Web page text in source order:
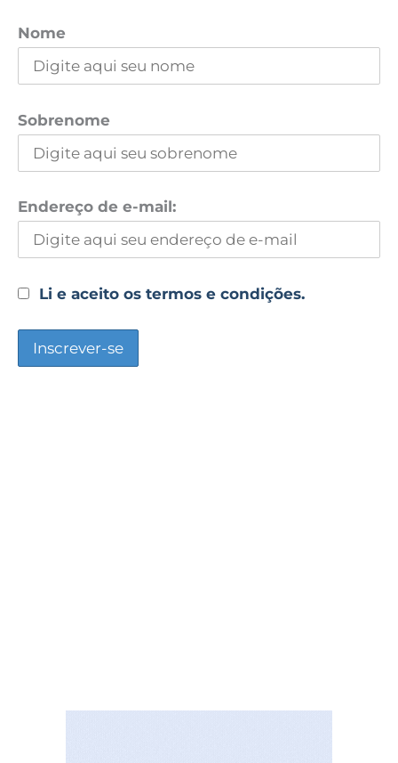
Nome
Sobrenome
Endereço de e-mail:
Li e aceito os termos e condições.